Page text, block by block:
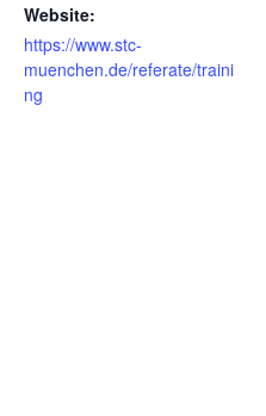
Website:
https://www.stc-
muenchen.de/referate/traini
ng